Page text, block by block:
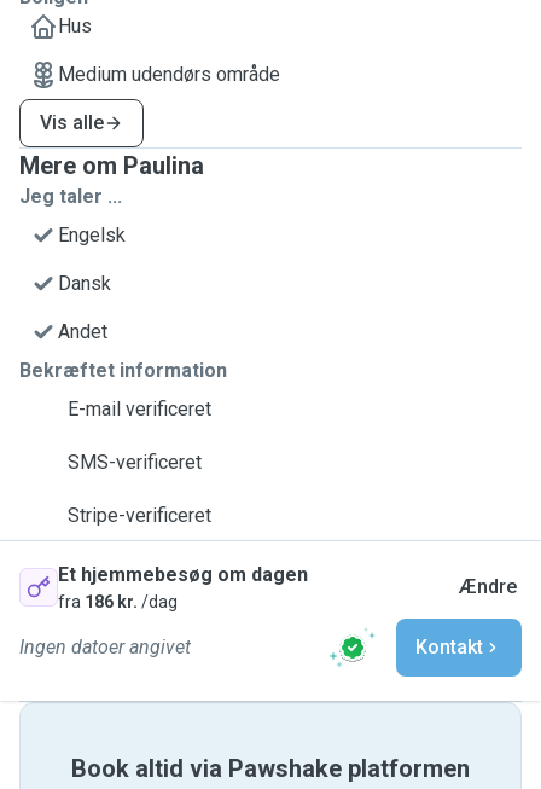
Hus
Medium udendørs område
Vis alle
Mere om Paulina
Jeg taler ...
Engelsk
Dansk
Andet
Bekræftet information
E-mail verificeret
SMS-verificeret
Stripe-verificeret
Et hjemmebesøg om dagen
fra 186 kr. /dag
Ændre
Ingen datoer angivet Kontakt
Book altid via Pawshake platformen